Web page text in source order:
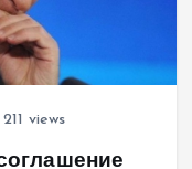
211 views